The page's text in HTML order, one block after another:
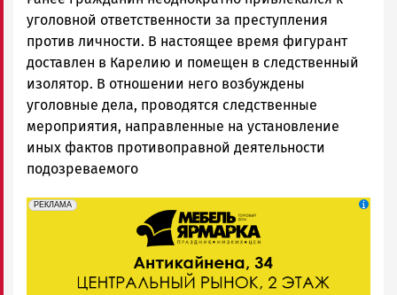
уголовной ответственности за преступления
против личности. В настоящее время фигурант
доставлен в Карелию и помещен в следственный
изолятор. В отношении него возбуждены
уголовные дела, проводятся следственные
мероприятия, направленные на установление
иных фактов противоправной деятельности
подозреваемого
erid: 2SDnjeFymr3
РЕКЛАМА
Реклама